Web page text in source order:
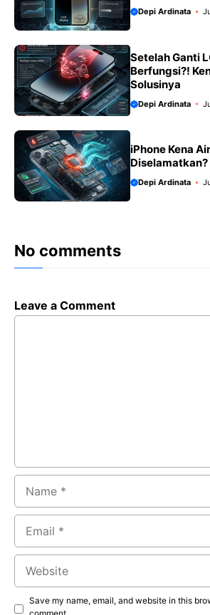
Depi Ardinata
Setelah Ganti
Berfungsi?!
Solusinya
Depi Ardinata
iPhone Kena
Depi Ardinata
No comments
Leave a Comment
Comment
Name
Email
Website
Save my name, email, and website in this
comment.